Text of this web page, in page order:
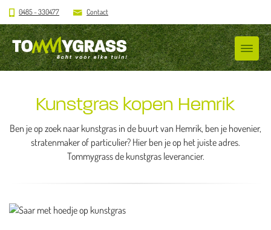
0485 - 330477 Contact
Kunstgras kopen Hemrik
Ben je op zoek naar kunstgras in de buurt van Hemrik, ben je hovenier,
stratenmaker of particulier? Hier ben je op het juiste adres.
Tommygrass de kunstgras leverancier.